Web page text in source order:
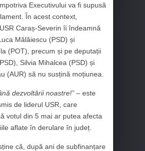
Executivului va fi supusă
În acest context,
Caraș-Severin îi îndeamnă
Mălăiescu (PSD) și
(POT), precum și pe deputații
Silvia Mihalcea (PSD) și
(AUR) să nu susțină moțiunea.
dezvoltării noastre!” – este
de liderul USR, care
votul din 5 mai ar putea afecta
aflate în derulare în județ.
că, după ani de subfinanțare